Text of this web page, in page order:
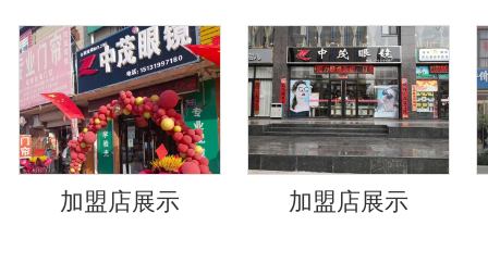
加盟店展示 加盟店展示